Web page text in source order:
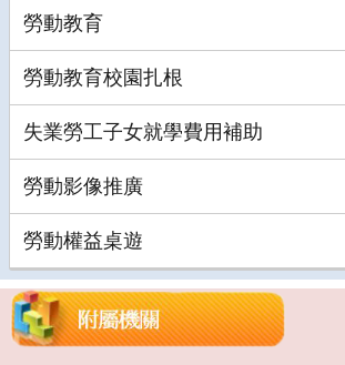
勞動教育
勞動教育校園扎根
失業勞工子女就學費用補助
勞動影像推廣
勞動權益桌遊